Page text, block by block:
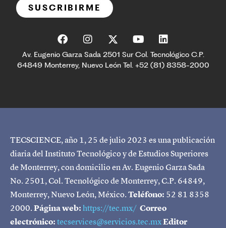
SUSCRIBIRME
Av. Eugenio Garza Sada 2501 Sur Col. Tecnológico C.P.
64849 Monterrey, Nuevo León Tel. +52 (81) 8358-2000
TECSCIENCE, año 1, 25 de julio 2023 es una publicación
diaria del Instituto Tecnológico y de Estudios Superiores
de Monterrey, con domicilio en Av. Eugenio Garza Sada
No. 2501, Col. Tecnológico de Monterrey, C.P. 64849,
Monterrey, Nuevo León, México.Teléfono: 52 81 8358
2000.Página web:https://tec.mx/ Correo
electrónico:tecservices@servicios.tec.mxEditor